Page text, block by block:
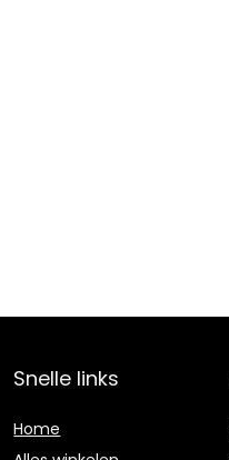
Snelle links
Home